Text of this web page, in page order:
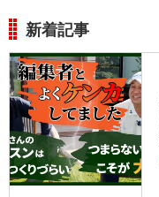
新着記事